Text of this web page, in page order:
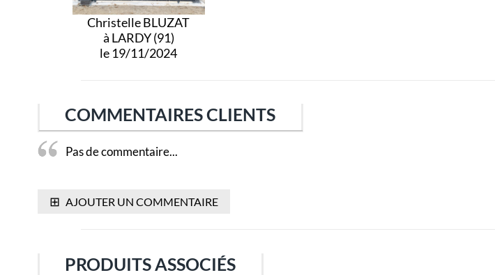
Christelle BLUZAT
à LARDY (91)
le 19/11/2024
COMMENTAIRES CLIENTS
Pas de commentaire...
⊞ AJOUTER UN COMMENTAIRE
PRODUITS ASSOCIÉS